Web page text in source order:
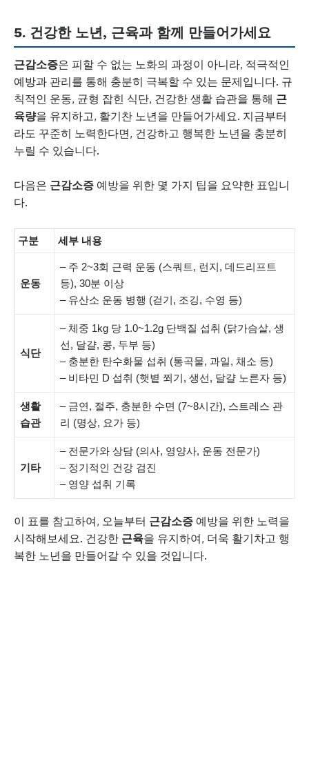
5. 건강한 노년, 근육과 함께 만들어가세요
근감소증은 피할 수 없는 노화의 과정이 아니라, 적극적인
예방과 관리를 통해 충분히 극복할 수 있는 문제입니다. 규
칙적인 운동, 균형 잡힌 식단, 건강한 생활 습관을 통해 근
육량을 유지하고, 활기찬 노년을 만들어가세요. 지금부터
라도 꾸준히 노력한다면, 건강하고 행복한 노년을 충분히
누릴 수 있습니다.
다음은 근감소증 예방을 위한 몇 가지 팁을 요약한 표입니
다.
구분 세부 내용
운동
– 주 2~3회 근력 운동 (스쿼트, 런지, 데드리프트
등), 30분 이상
– 유산소 운동 병행 (걷기, 조깅, 수영 등)
식단
– 체중 1kg 당 1.0~1.2g 단백질 섭취 (닭가슴살, 생
선, 달걀, 콩, 두부 등)
– 충분한 탄수화물 섭취 (통곡물, 과일, 채소 등)
– 비타민 D 섭취 (햇볕 쬐기, 생선, 달걀 노른자 등)
생활
습관
– 금연, 절주, 충분한 수면 (7~8시간), 스트레스 관
리 (명상, 요가 등)
기타
– 전문가와 상담 (의사, 영양사, 운동 전문가)
– 정기적인 건강 검진
– 영양 섭취 기록
이 표를 참고하여, 오늘부터 근감소증 예방을 위한 노력을
시작해보세요. 건강한 근육을 유지하여, 더욱 활기차고 행
복한 노년을 만들어갈 수 있을 것입니다.